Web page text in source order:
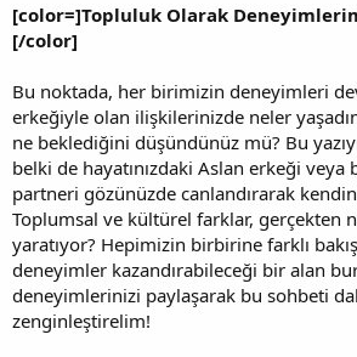
[color=]Topluluk Olarak
[/color]
Bu noktada, her birimizin deneyimleri
erkeğiyle olan ilişkilerinizde neler
ne beklediğini düşündünüz mü? Bu
belki de hayatınızdaki Aslan erkeği
partneri gözünüzde canlandırarak
Toplumsal ve kültürel farklar, gerçekten
yaratıyor? Hepimizin birbirine farklı bakış
deneyimler kazandırabileceği bir alan
deneyimlerinizi paylaşarak bu sohbeti
zenginleştirelim!